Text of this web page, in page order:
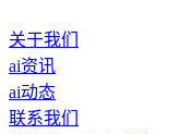
关于我们
ai资讯
ai动态
联系我们